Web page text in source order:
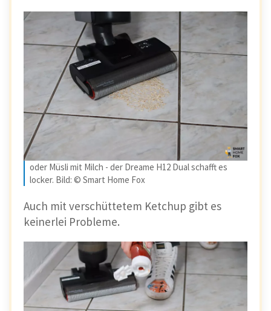
oder Müsli mit Milch - der Dreame H12 Dual schafft es
locker. Bild: © Smart Home Fox
Auch mit verschüttetem Ketchup gibt es
keinerlei Probleme.